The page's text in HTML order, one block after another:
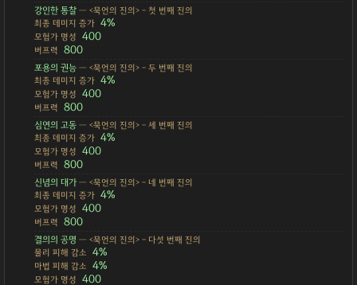
강인한 통찰— <묵언의 진의> - 첫 번째 진의
최종 데미지 증가 4%
모험가 명성 400
버프력 800
포용의 권능— <묵언의 진의> - 두 번째 진의
최종 데미지 증가 4%
모험가 명성 400
버프력 800
심연의 고동— <묵언의 진의> - 세 번째 진의
최종 데미지 증가 4%
모험가 명성 400
버프력 800
신념의 대가— <묵언의 진의> - 네 번째 진의
최종 데미지 증가 4%
모험가 명성 400
버프력 800
결의의 공명— <묵언의 진의> - 다섯 번째 진의
물리 피해 감소
4%
마법 피해 감소 4%
모험가 명성 400